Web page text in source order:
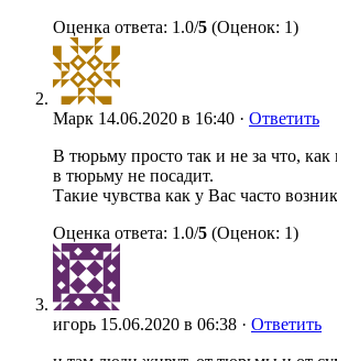
Оценка ответа: 1.0/5 (Оценок: 1)
Марк 14.06.2020 в 16:40 · Ответить
В тюрьму просто так и не за что,
в тюрьму не посадит.
Такие чувства как у Вас часто
Оценка ответа: 1.0/5 (Оценок: 1)
игорь 15.06.2020 в 06:38 · Ответить